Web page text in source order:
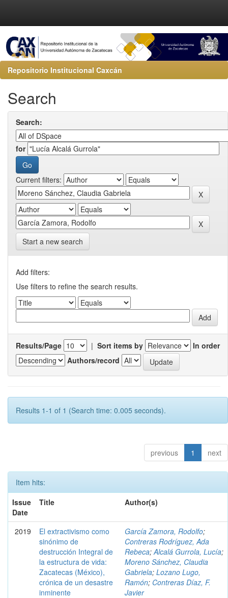
Repositorio Institucional Caxcán
Search
Search:
for
Current filters:
Start a new search
Add filters:
Use filters to refine the search results.
Results/Page | Sort items by
In order
Authors/record
Results 1-1 of 1 (Search time: 0.005 seconds).
previous 1 next
Item hits:
Issue
Date
Title Author(s)
2019
El extractivismo como
sinónimo de
destrucción Integral de
la estructura de vida:
Zacatecas (México),
crónica de un desastre
inminente
García Zamora, Rodolfo;
Contreras Rodríguez, Ada
Rebeca; Alcalá Gurrola, Lucía;
Moreno Sánchez, Claudia
Gabriela; Lozano Lugo,
Ramón; Contreras Díaz, F.
Javier